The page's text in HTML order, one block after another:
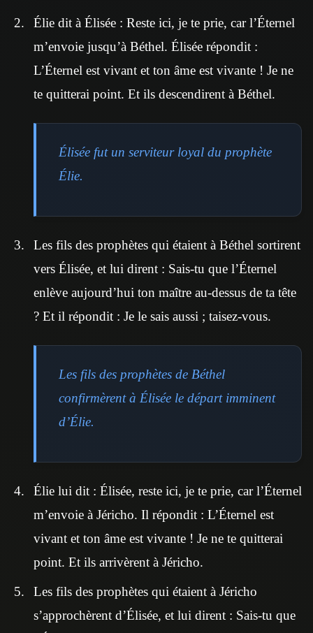
Élie dit à Élisée : Reste ici, je te prie, car l’Éternel
m’envoie jusqu’à Béthel. Élisée répondit :
L’Éternel est vivant et ton âme est vivante ! Je ne
te quitterai point. Et ils descendirent à Béthel.
Élisée fut un serviteur loyal du prophète
Élie.
Les fils des prophètes qui étaient à Béthel sortirent
vers Élisée, et lui dirent : Sais-tu que l’Éternel
enlève aujourd’hui ton maître au-dessus de ta tête
? Et il répondit : Je le sais aussi ; taisez-vous.
Les fils des prophètes de Béthel
confirmèrent à Élisée le départ imminent
d’Élie.
Élie lui dit : Élisée, reste ici, je te prie, car l’Éternel
m’envoie à Jéricho. Il répondit : L’Éternel est
vivant et ton âme est vivante ! Je ne te quitterai
point. Et ils arrivèrent à Jéricho.
Les fils des prophètes qui étaient à Jéricho
s’approchèrent d’Élisée, et lui dirent : Sais-tu que